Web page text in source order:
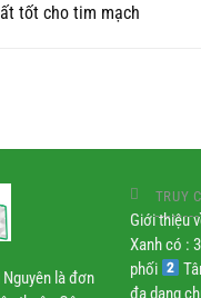
tốt cho tim mạch
là đơn
TRUY
Giới thiệu
Xanh có :
phối
đa dạng